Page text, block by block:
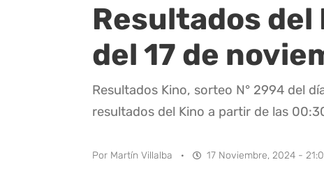
Resultados
del 17 de
Resultados Kino, sorteo N° 2994 del
resultados del Kino a partir de las
Por Martín Villalba · 17 Noviembre, 2024 -